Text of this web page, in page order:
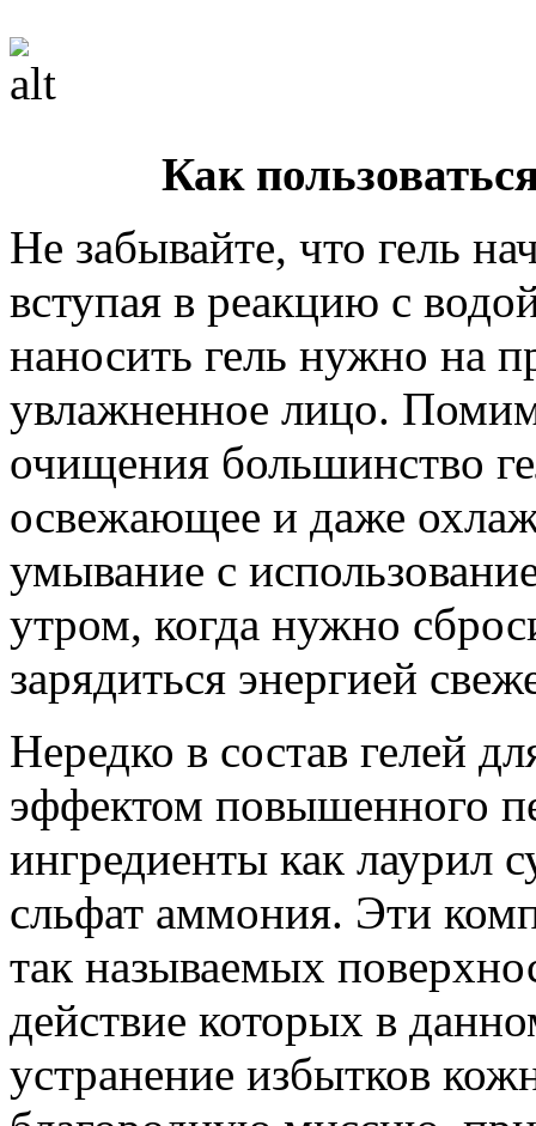
Как
Не забывайте, что гель
вступая в реакцию с
наносить гель нужно на
увлажненное лицо.
очищения большинство
освежающее и даже
умывание с
утром, когда нужно
зарядиться энергией
Нередко в состав гелей
эффектом повышенного
ингредиенты как лаурил
сльфат аммония. Эти
так называемых
действие которых в
устранение избытков